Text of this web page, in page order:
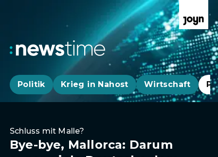
Politik Krieg in Nahost Wirtschaft
Schluss mit Malle?
Bye-bye, Mallorca: Darum